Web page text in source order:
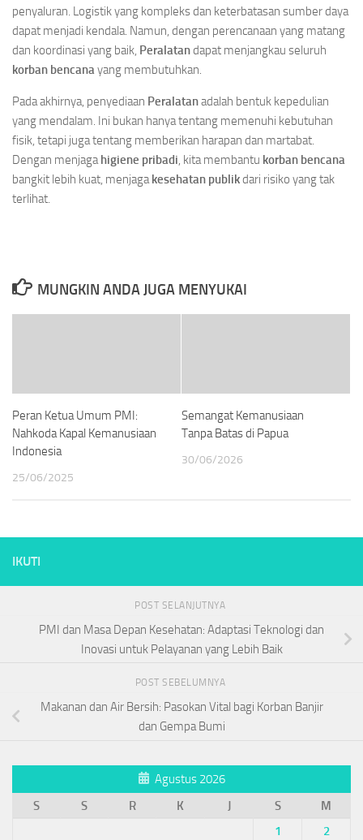
penyaluran. Logistik yang kompleks dan keterbatasan sumber daya
dapat menjadi kendala. Namun, dengan perencanaan yang matang
dan koordinasi yang baik, Peralatandapat menjangkau seluruh
korban bencanayang membutuhkan.
Pada akhirnya, penyediaan Peralatanadalah bentuk kepedulian
yang mendalam. Ini bukan hanya tentang memenuhi kebutuhan
fisik, tetapi juga tentang memberikan harapan dan martabat.
Dengan menjagahigiene pribadi, kita membantu korban bencana
bangkit lebih kuat, menjagakesehatan publikdari risiko yang tak
terlihat.
MUNGKIN ANDA JUGA MENYUKAI
Peran Ketua Umum PMI:
Nahkoda Kapal Kemanusiaan
Indonesia
25/06/2025
Semangat Kemanusiaan
Tanpa Batas di Papua
30/06/2026
IKUTI
POST SELANJUTNYA
PMI dan Masa Depan Kesehatan: Adaptasi Teknologi dan
Inovasi untuk Pelayanan yang Lebih Baik
POST SEBELUMNYA
Makanan dan Air Bersih: Pasokan Vital bagi Korban Banjir
dan Gempa Bumi
Agustus 2026
S
S R K J S
M
1
2